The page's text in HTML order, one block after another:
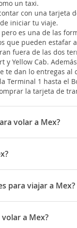
un taxi.
con una
iniciar tu viaje.
es una de las
que pueden estafar
fuera de las dos
y Yellow Cab.
te dan lo entregas al
Terminal 1 hasta el
la tarjeta de
volar a Mex?
a Ciudad de México
de México son:
para viajar a Mex?
de México son
a Mex?